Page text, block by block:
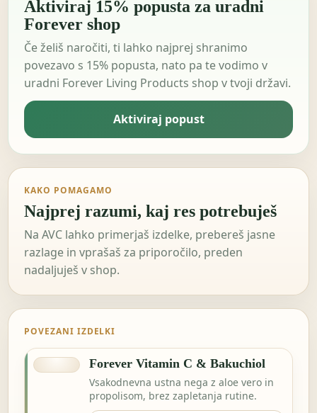
Aktiviraj 15% popusta za uradni
Forever shop
Če želiš naročiti, ti lahko najprej shranimo
povezavo s 15% popusta, nato pa te vodimo v
uradni Forever Living Products shop v tvoji državi.
Aktiviraj popust
KAKO POMAGAMO
Najprej razumi, kaj res potrebuješ
Na AVC lahko primerjaš izdelke, prebereš jasne
razlage in vprašaš za priporočilo, preden
nadaljuješ v shop.
POVEZANI IZDELKI
Forever Vitamin C & Bakuchiol
Vsakodnevna ustna nega z aloe vero in
propolisom, brez zapletanja rutine.